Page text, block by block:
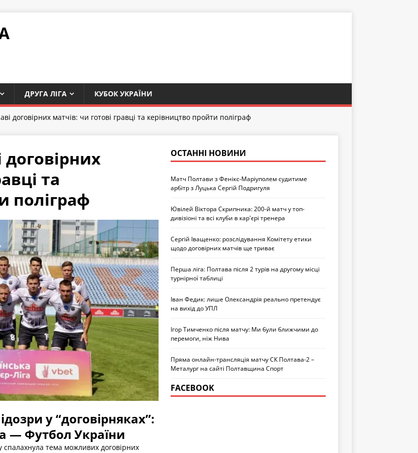
ДРУГА ЛІГА КУБОК УКРАЇНИ
договірних матчів: чи готові гравці та керівництво пройти поліграф
та
поліграф
у “договірняках”:
— Футбол України
спалахнула тема можливих договірних
ОСТАННІ НОВИНИ
Матч Полтави з Фенікс-Маріуполем судитиме
арбітр з Луцька Сергій Подригуля
Ювілей Віктора Скрипника: 200-й матч у топ-
дивізіоні та всі клуби в кар'єрі тренера
Сергій Іващенко: розслідування Комітету етики
щодо договірних матчів ще триває
Перша ліга: Полтава після 2 турів на другому місці
турнірної таблиці
Іван Федик: лише Олександрія реально претендує
на вихід до УПЛ
Ігор Тимченко після матчу: Ми були ближчими до
перемоги, ніж Нива
Пряма онлайн-трансляція матчу СК Полтава-2 –
Металург на сайті Полтавщина Спорт
FACEBOOK